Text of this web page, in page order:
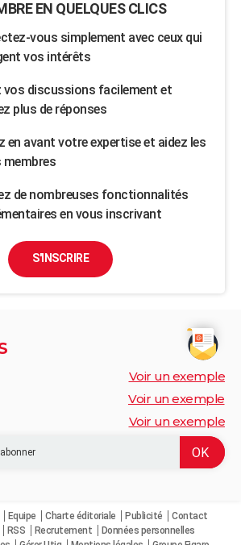
EN QUELQUES CLICS
vous simplement avec ceux qui
vos intérêts
vos discussions facilement et
plus de réponses
en avant votre expertise et aidez les
membres
de nombreuses fonctionnalités
en vous inscrivant
S'INSCRIRE
Voir un exemple
Voir un exemple
Voir un exemple
Equipe Charte éditoriale Publicité
Contact
RSS Recrutement
Données personnelles